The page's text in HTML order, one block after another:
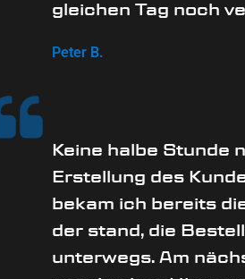
gleichen Tag noch
Peter B.
Keine halbe Stunde
Erstellung des
bekam ich bereits
der stand, die
unterwegs. Am